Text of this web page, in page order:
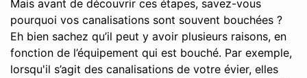
Mais avant de découvrir ces étapes, savez-vous
pourquoi vos canalisations sont souvent bouchées ?
Eh bien sachez qu’il peut y avoir plusieurs raisons, en
fonction de l’équipement qui est bouché. Par exemple,
lorsqu'il s’agit des canalisations de votre évier, elles